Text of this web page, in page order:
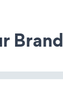
Brand